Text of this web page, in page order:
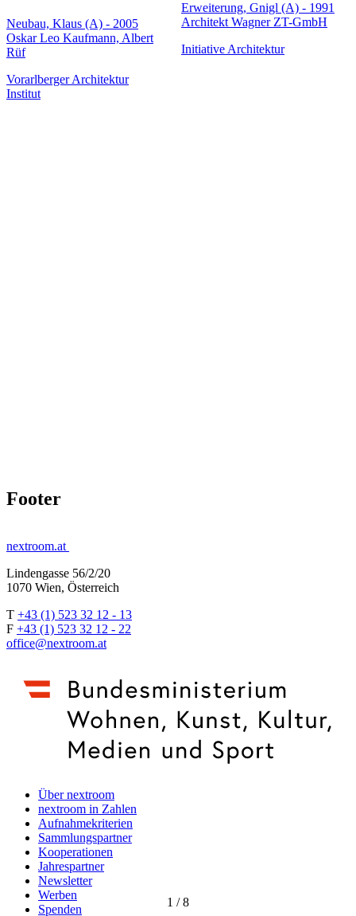
1 /8
Neubau, Klaus (A) - 2005
Oskar Leo Kaufmann, Albert
Rüf
Vorarlberger Architektur
Institut
Erweiterung, Gnigl (A) - 1991
Architekt Wagner ZT-GmbH
Initiative Architektur
Footer
nextroom.at
Lindengasse 56/2/20
1070 Wien, Österreich
T +43 (1) 523 32 12 - 13
F +43 (1) 523 32 12 - 22
office@nextroom.at
Über nextroom
nextroom in Zahlen
Aufnahmekriterien
Sammlungspartner
Kooperationen
Jahrespartner
Newsletter
Werben
Spenden